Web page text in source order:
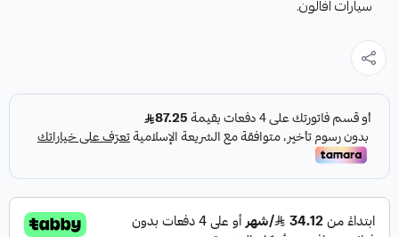
سيارات افالون.